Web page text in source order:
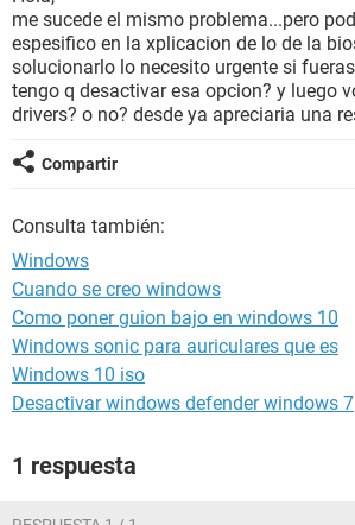
me sucede el mismo problema...pero
espesifico en la xplicacion de lo de la
solucionarlo lo necesito urgente si
tengo q desactivar esa opcion? y luego
drivers? o no? desde ya apreciaria una
Compartir
Consulta también:
Windows
Cuando se creo windows
Como poner guion bajo en windows 10
Windows sonic para auriculares que es
Windows 10 iso
Desactivar windows defender windows 7
1 respuesta